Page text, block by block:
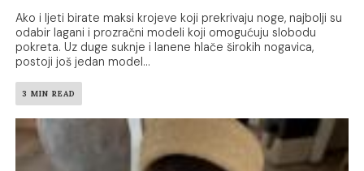
Ako i ljeti birate maksi krojeve koji prekrivaju noge, najbolji su
odabir lagani i prozračni modeli koji omogućuju slobodu
pokreta. Uz duge suknje i lanene hlače širokih nogavica,
postoji još jedan model...
3 MIN READ